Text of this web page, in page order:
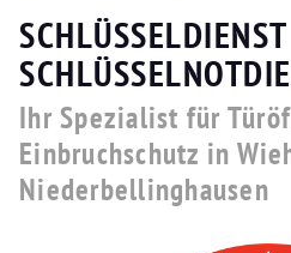
Ihr Spezialist für
Einbruchschutz in
Niederbellinghausen